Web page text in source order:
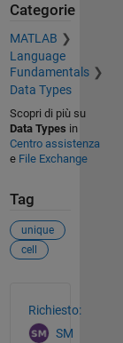
Categorie
MATLAB
Language
Fundamentals
Data Types
Scopri di più su
Data Types in
Centro assistenza
e File Exchange
Tag
unique
cell
Richiesto:
SM